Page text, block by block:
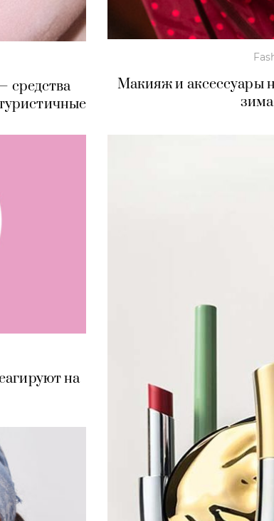
средства
Макияж и аксессуары
на